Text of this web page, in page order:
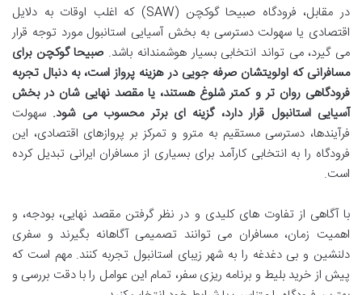
در مقابل، فرودگاه صبیحا گوکچن (SAW) که اغلب اوقات به دلایل
اقتصادی یا سهولت دسترسی به بخش آسیایی استانبول مورد توجه قرار
می گیرد، می تواند انتخابی بسیار هوشمندانه باشد. صبیحا گوکچن برای
مسافرانی که اولویتشان صرفه جویی در هزینه پرواز است، به دنبال تجربه
فرودگاهی روان تر و کمتر شلوغ هستند، یا مقصد نهایی شان در بخش
آسیایی استانبول قرار دارد، گزینه ای برتر محسوب می شود. سهولت
فرآیندها، دسترسی مستقیم به مترو و تمرکز بر پروازهای اقتصادی، این
فرودگاه را به انتخابی کارآمد برای بسیاری از مسافران ایرانی تبدیل کرده
است.
با آگاهی از تفاوت های کلیدی و در نظر گرفتن مقصد نهایی، بودجه، و
اهمیت زمان، مسافران می توانند تصمیمی آگاهانه بگیرند و سفری
دلنشین و بی دغدغه را به شهر زیبای استانبول تجربه کنند. مهم است که
پیش از خرید بلیط و برنامه ریزی سفر، تمام این عوامل را با دقت بررسی و